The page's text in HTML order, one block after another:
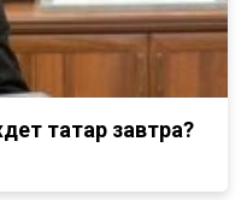
татар завтра?